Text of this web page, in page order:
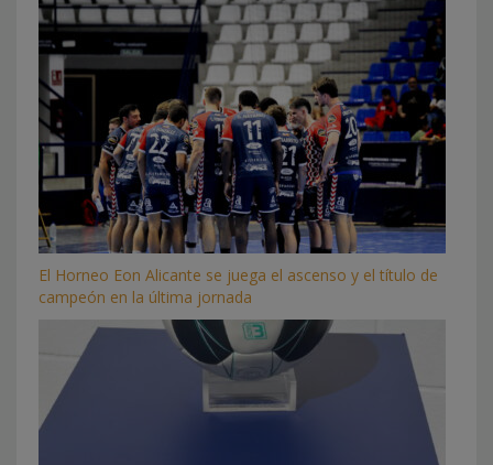
El Horneo Eon Alicante se juega el ascenso y el título de
campeón en la última jornada